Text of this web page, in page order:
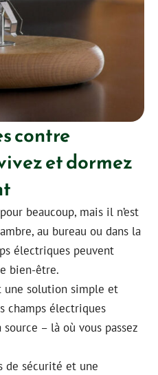
contre
et dormez
beaucoup, mais il n’est
au bureau ou dans la
électriques peuvent
bien-être.
une solution simple et
champs électriques
– là où vous passez
de sécurité et une